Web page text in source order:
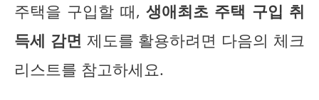
주택을 구입할 때, 생애최초 주택 구입 취
득세 감면 제도를 활용하려면 다음의 체크
리스트를 참고하세요.